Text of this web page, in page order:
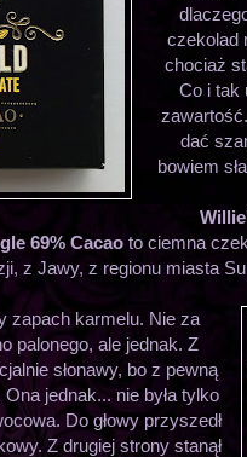
czekolad
chociaż
Co i tak
dać
bowiem
69% Cacaoto ciemna
z Jawy, z regionu miasta
zapach karmelu. Nie za
palonego, ale jednak. Z
słonawy, bo z pewną
jednak... nie była tylko
Do głowy przyszedł
Z drugiej strony stanął